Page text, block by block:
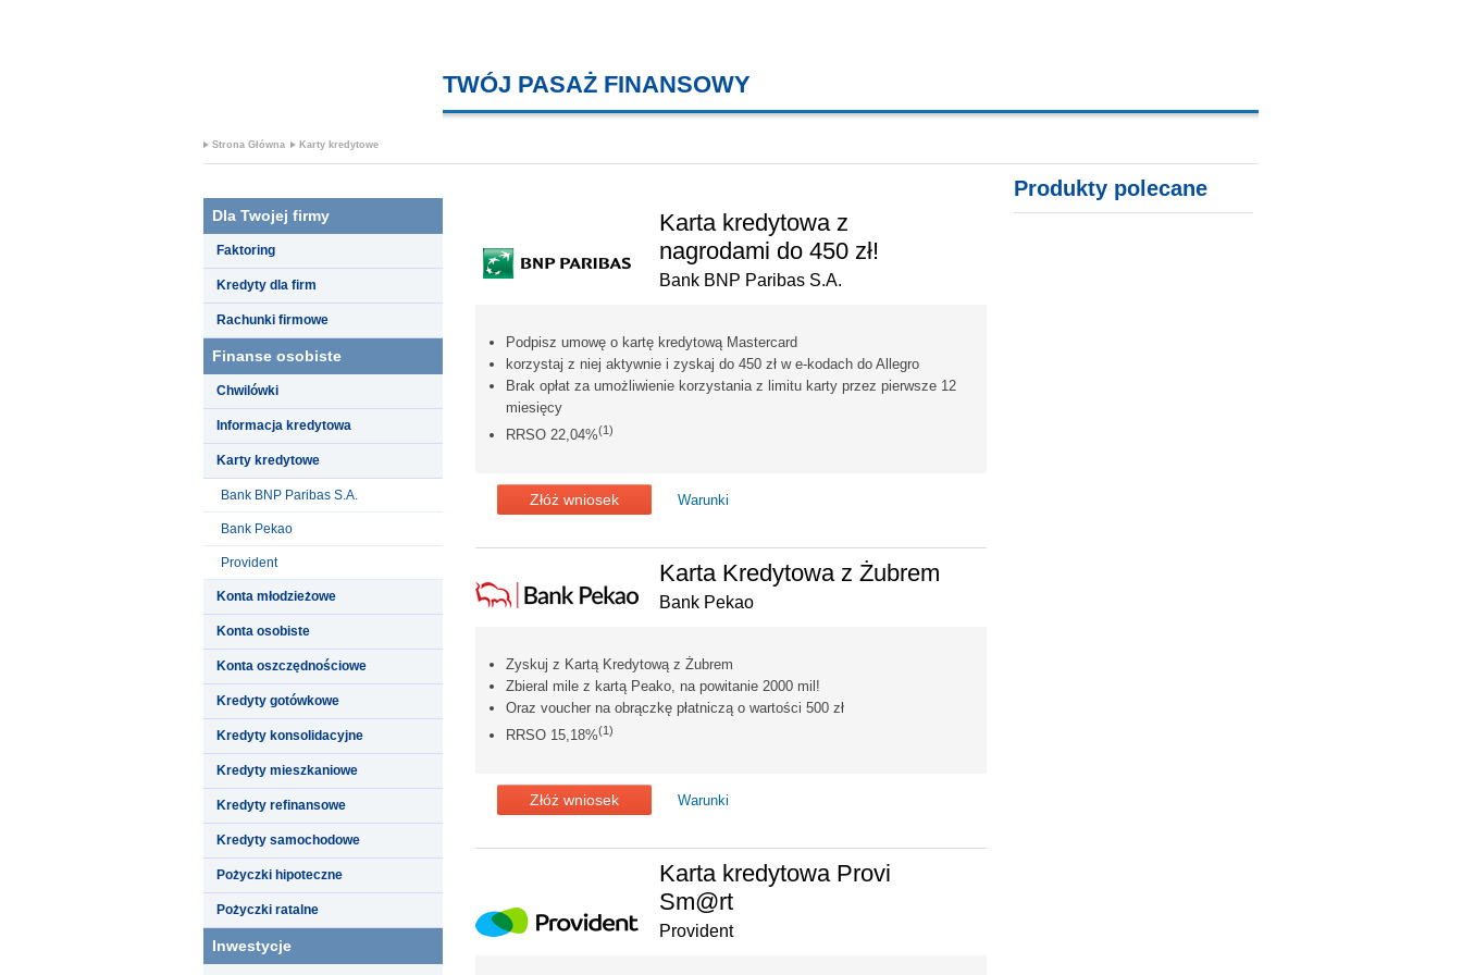
TWÓJ PASAŻ FINANSOWY
Strona Główna Karty kredytowe
Dla Twojej firmy
Faktoring
Kredyty dla firm
Rachunki firmowe
Finanse osobiste
Chwilówki
Informacja kredytowa
Karty kredytowe
Bank BNP Paribas S.A.
Bank Pekao
Provident
Konta młodzieżowe
Konta osobiste
Konta oszczędnościowe
Kredyty gotówkowe
Kredyty konsolidacyjne
Kredyty mieszkaniowe
Kredyty refinansowe
Kredyty samochodowe
Pożyczki hipoteczne
Pożyczki ratalne
Inwestycje
Karta kredytowa z
nagrodami do 450 zł!
Bank BNP Paribas S.A.
Podpisz umowę o kartę kredytową Mastercard
korzystaj z niej aktywnie i zyskaj do 450 zł w e-kodach do Allegro
Brak opłat za umożliwienie korzystania z limitu karty przez pierwsze 12
miesięcy
RRSO 22,04%(1)
Złóż wniosek Warunki
Karta Kredytowa z Żubrem
Bank Pekao
Zyskuj z Kartą Kredytową z Żubrem
Zbieral mile z kartą Peako, na powitanie 2000 mil!
Oraz voucher na obrączkę płatniczą o wartości 500 zł
RRSO 15,18%(1)
Złóż wniosek Warunki
Karta kredytowa Provi
Sm@rt
Provident
Produkty polecane